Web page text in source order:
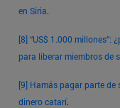
en Siria.
[8]“US$ 1.000 millones”:
para liberar miembros de
[9] Hamás pagar parte de
dinero catarí.